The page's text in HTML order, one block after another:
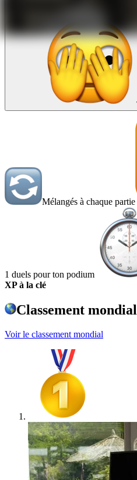
Mélangés à chaque partie
1 duels pour ton podium
XP à la clé
Classement mondial
Voir le classement mondial